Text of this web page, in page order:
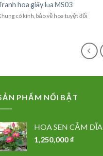
hoa giấy lụa MS03
có kính, bảo về hoa tuyệt đối
PHẨM NỔI BẬT
HOA SEN CẮM DĨA
1,250,000 ₫